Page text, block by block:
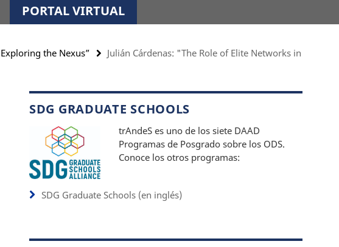
PORTAL VIRTUAL
the Nexus”
Julián Cárdenas: "The Role of Elite Networks in
SDG GRADUATE SCHOOLS
trAndeS es uno de los siete DAAD
Programas de Posgrado sobre los ODS.
Conoce los otros programas:
SDG Graduate Schools (en inglés)